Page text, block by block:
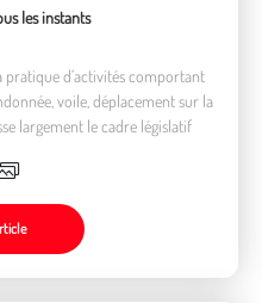
les instants
pratique d’activités comportant
voile, déplacement sur la
largement le cadre législatif